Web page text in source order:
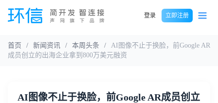
登录 立即注册
首页 / 新闻资讯 / 本周头条 /
AI图像不止于换脸，前Google AR
成员创立的出海企业拿到800万美元融资
AI图像不止于换脸，前Google AR成员创立